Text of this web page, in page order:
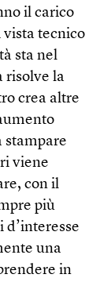
il carico
tecnico
sta nel
risolve la
crea altre
stampare
viene
con il
più
una
in